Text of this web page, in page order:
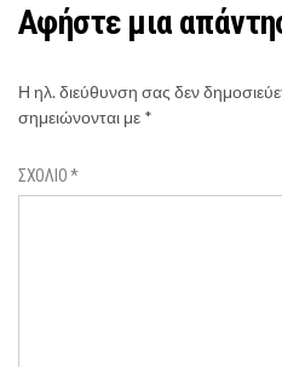
Αφήστε μια
Η ηλ. διεύθυνση σας δεν
σημειώνονται με *
ΣΧΌΛΙΟ*